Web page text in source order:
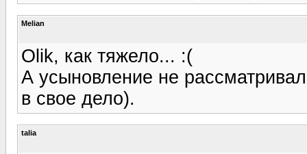
Melian
Olik, как тяжело... :(
А усыновление не
в свое дело).
talia